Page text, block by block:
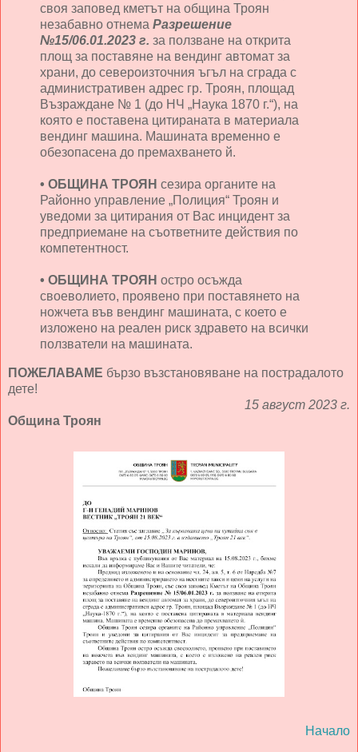
своя заповед кметът на община Троян
незабавно отнема Разрешение
№15/06.01.2023 г. за ползване на открита
площ за поставяне на вендинг автомат за
храни, до североизточния ъгъл на сграда с
административен адрес гр. Троян, площад
Възраждане № 1 (до НЧ „Наука 1870 г.“), на
която е поставена цитираната в материала
вендинг машина. Машината временно е
обезопасена до премахването й.
• ОБЩИНА ТРОЯН сезира органите на
Районно управление „Полиция“ Троян и
уведоми за цитирания от Вас инцидент за
предприемане на съответните действия по
компетентност.
• ОБЩИНА ТРОЯН остро осъжда
своеволието, проявено при поставянето на
ножчета във вендинг машината, с което е
изложено на реален риск здравето на всички
ползватели на машината.
ПОЖЕЛАВАМЕ бързо възстановяване на пострадалото
дете!
15 август 2023 г.
Община Троян
Начало